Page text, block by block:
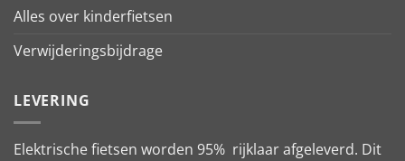
Alles over kinderfietsen
Verwijderingsbijdrage
LEVERING
Elektrische fietsen worden 95% rijklaar afgeleverd. Dit